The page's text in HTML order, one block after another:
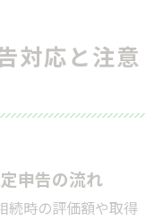
対応と注意
申告の流れ
続時の評価額や取得